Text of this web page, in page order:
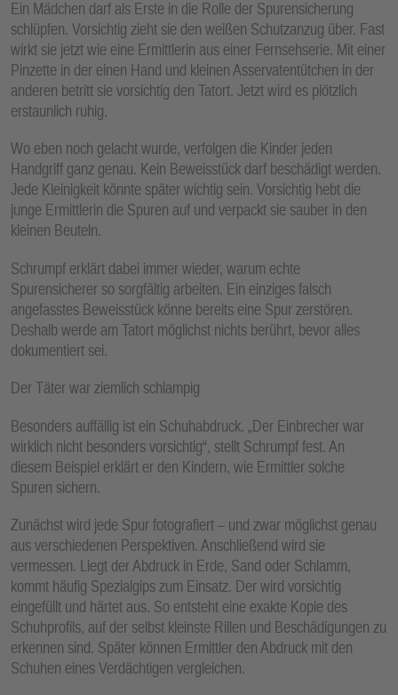
Ein Mädchen darf als Erste in die Rolle der Spurensicherung
schlüpfen. Vorsichtig zieht sie den weißen Schutzanzug über. Fast
wirkt sie jetzt wie eine Ermittlerin aus einer Fernsehserie. Mit einer
Pinzette in der einen Hand und kleinen Asservatentütchen in der
anderen betritt sie vorsichtig den Tatort. Jetzt wird es plötzlich
erstaunlich ruhig.
Wo eben noch gelacht wurde, verfolgen die Kinder jeden
Handgriff ganz genau. Kein Beweisstück darf beschädigt werden.
Jede Kleinigkeit könnte später wichtig sein. Vorsichtig hebt die
junge Ermittlerin die Spuren auf und verpackt sie sauber in den
kleinen Beuteln.
Schrumpf erklärt dabei immer wieder, warum echte
Spurensicherer so sorgfältig arbeiten. Ein einziges falsch
angefasstes Beweisstück könne bereits eine Spur zerstören.
Deshalb werde am Tatort möglichst nichts berührt, bevor alles
dokumentiert sei.
Der Täter war ziemlich schlampig
Besonders auffällig ist ein Schuhabdruck. „Der Einbrecher war
wirklich nicht besonders vorsichtig“, stellt Schrumpf fest. An
diesem Beispiel erklärt er den Kindern, wie Ermittler solche
Spuren sichern.
Zunächst wird jede Spur fotografiert – und zwar möglichst genau
aus verschiedenen Perspektiven. Anschließend wird sie
vermessen. Liegt der Abdruck in Erde, Sand oder Schlamm,
kommt häufig Spezialgips zum Einsatz. Der wird vorsichtig
eingefüllt und härtet aus. So entsteht eine exakte Kopie des
Schuhprofils, auf der selbst kleinste Rillen und Beschädigungen zu
erkennen sind. Später können Ermittler den Abdruck mit den
Schuhen eines Verdächtigen vergleichen.